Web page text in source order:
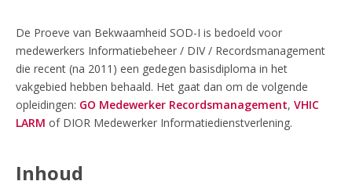
De Proeve van Bekwaamheid SOD-I is bedoeld voor
medewerkers Informatiebeheer / DIV / Recordsmanagement
die recent (na 2011) een gedegen basisdiploma in het
vakgebied hebben behaald. Het gaat dan om de volgende
opleidingen: GO Medewerker Recordsmanagement, VHIC
LARM of DIOR Medewerker Informatiedienstverlening.
Inhoud